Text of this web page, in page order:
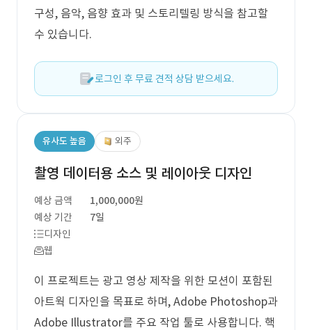
구성, 음악, 음향 효과 및 스토리텔링 방식을 참고할
수 있습니다.
로그인 후 무료 견적 상담 받으세요.
유사도 높음 외주
촬영 데이터용 소스 및 레이아웃 디자인
예상 금액
1,000,000원
예상 기간
7일
디자인
웹
이 프로젝트는 광고 영상 제작을 위한 모션이 포함된
아트웍 디자인을 목표로 하며, Adobe Photoshop과
Adobe Illustrator를 주요 작업 툴로 사용합니다. 핵